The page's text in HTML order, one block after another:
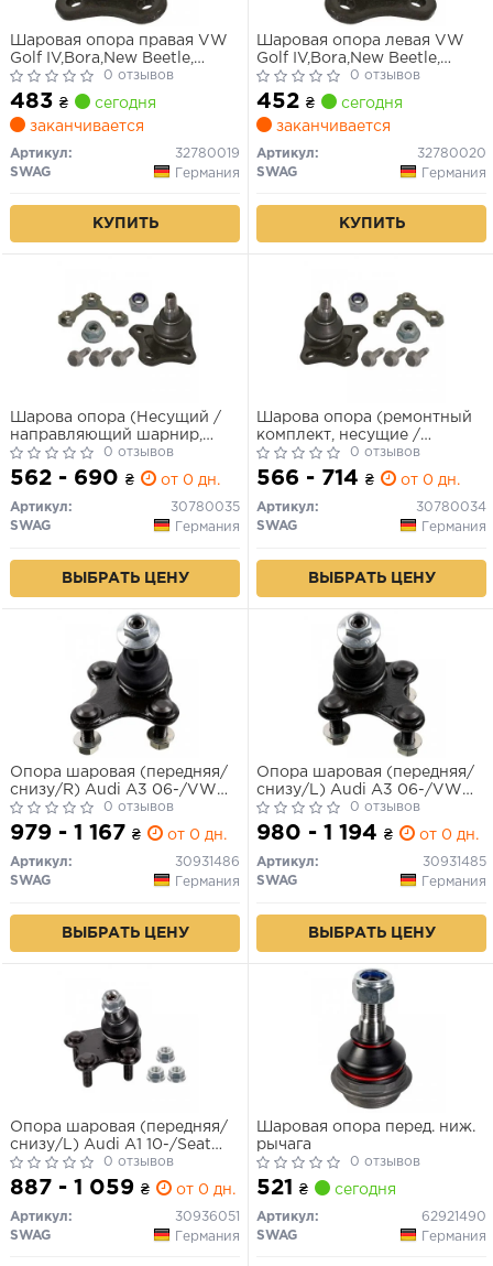
Шаровая опора правая VW
Golf IV,Bora,New Beetle,
Scoda Octavia0 отзывов
483 ₴
сегодня
заканчивается
Артикул:
32780019
SWAG
Германия
КУПИТЬ
Шаровая опора левая VW
Golf IV,Bora,New Beetle,
Scoda Octavia0 отзывов
452 ₴
сегодня
заканчивается
Артикул:
32780020
SWAG
Германия
КУПИТЬ
Шарова опора (Несущий /
направляющий шарнир,
РМК)
0 отзывов
562 - 690 ₴ от 0 дн.
Артикул:
30780035
SWAG
Германия
ВЫБРАТЬ ЦЕНУ
Шарова опора (ремонтный
комплект, несущие /
направляющие шарниры,
передняя ось нижняя Skoda
Octavia)
0 отзывов
566 - 714 ₴ от 0 дн.
Артикул:
30780034
SWAG
Германия
ВЫБРАТЬ ЦЕНУ
Опора шаровая (передняя/
снизу/R) Audi A3 06-/VW
Golf IV 05-
0 отзывов
979 - 1 167 ₴ от 0 дн.
Артикул:
30931486
SWAG
Германия
ВЫБРАТЬ ЦЕНУ
Опора шаровая (передняя/
снизу/L) Audi A3 06-/VW
Golf IV 05-
0 отзывов
980 - 1 194 ₴ от 0 дн.
Артикул:
30931485
SWAG
Германия
ВЫБРАТЬ ЦЕНУ
Опора шаровая (передняя/
снизу/L) Audi A1 10-/Seat
Ibiza 02-15/Skoda Fabia 99-
14/
0 отзывов
887 - 1 059 ₴ от 0 дн.
Артикул:
30936051
SWAG
Германия
Шаровая опора перед. ниж.
рычага
0 отзывов
521 ₴ сегодня
Артикул:
62921490
SWAG
Германия